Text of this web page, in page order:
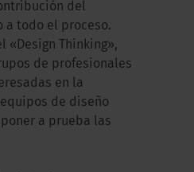
del
a todo el proceso.
«Design Thinking»,
de profesionales
en la
de diseño
a prueba las